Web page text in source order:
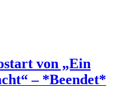
von „Ein
– *Beendet*